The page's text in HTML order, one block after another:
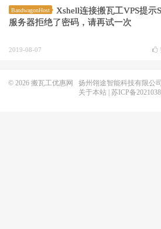
BandwagonHost
Xshell连接搬瓦工VPS提示
服务器拒绝了密码，请再试一次
2019-08-07
© 2026 搬瓦工优惠网 扬州翎途智能科技有限公
关于本站| 苏ICP备